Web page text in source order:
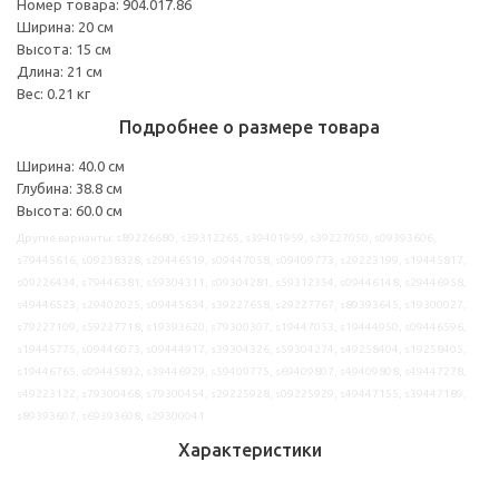
Номер товара: 904.017.86
Ширина: 20 см
Высота: 15 см
Длина: 21 см
Вес: 0.21 кг
Подробнее о размере товара
Ширина: 40.0 см
Глубина: 38.8 см
Высота: 60.0 см
Характеристики